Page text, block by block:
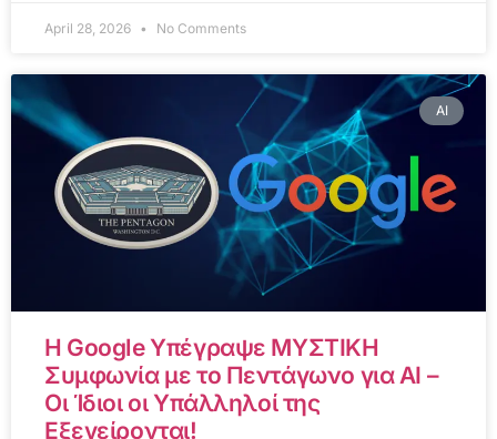
April 28, 2026 No Comments
AI
Η Google Υπέγραψε ΜΥΣΤΙΚΗ
Συμφωνία με το Πεντάγωνο για AI –
Οι Ίδιοι οι Υπάλληλοί της
Εξεγείρονται!